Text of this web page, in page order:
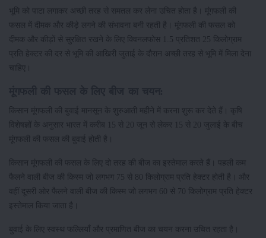
भूमि को पाटा लगाकर अच्छी तरह से समतल कर लेना उचित होता है। मूंगफली की
फसल में दीमक और कीड़े लगने की संभावना बनी रहती है। मूंगफली की फसल को
दीमक और कीड़ों से सुरक्षित रखने के लिए क्विनलफोस 1.5 प्रतिशत 25 किलोग्राम
प्रति हेक्टर की दर से भूमि की आखिरी जुताई के दौरान अच्छी तरह से भूमि में मिला देना
चाहिए।
किसान मूंगफली की बुवाई मानसून के शुरुआती महीने में करना शुरू कर देते हैं। कृषि
विशेषज्ञों के अनुसार भारत में करीब 15 से 20 जून से लेकर 15 से 20 जुलाई के बीच
मूंगफली की फसल की बुवाई होती है।
किसान मूंगफली की फसल के लिए दो तरह की बीज का इस्तेमाल करते हैं। पहली कम
फैलने वाली बीज की किस्म जो लगभग 75 से 80 किलोग्राम प्रति हेक्टर होती है। और
वहीं दूसरी ओर फैलने वाली बीज की किस्म जो लगभग 60 से 70 किलोग्राम प्रति हेक्टर
इस्तेमाल किया जाता है।
बुवाई के लिए स्वस्थ फल्लियाँ और प्रमाणित बीज का चयन करना उचित रहता है।